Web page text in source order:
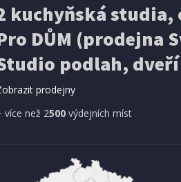
Přidat do košíku 3
300 White
kuchyňská
DŮM (prodejna
podlah,
prodejny
více než 2500výdejních míst